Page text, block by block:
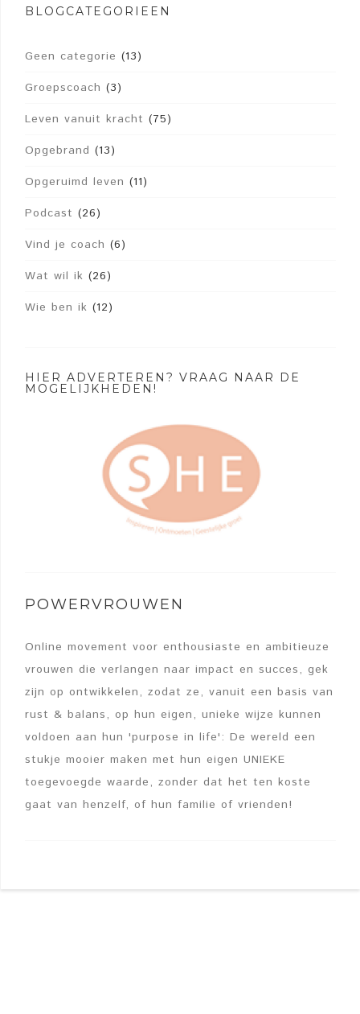
BLOGCATEGORIEËN
Geen categorie (13)
Groepscoach (3)
Leven vanuit kracht (75)
Opgebrand (13)
Opgeruimd leven (11)
Podcast (26)
Vind je coach (6)
Wat wil ik (26)
Wie ben ik (12)
HIER ADVERTEREN? VRAAG NAAR DE
MOGELIJKHEDEN!
POWERVROUWEN
Online movement voor enthousiaste en ambitieuze
vrouwen die verlangen naar impact en succes, gek
zijn op ontwikkelen, zodat ze, vanuit een basis van
rust & balans, op hun eigen, unieke wijze kunnen
voldoen aan hun 'purpose in life': De wereld een
stukje mooier maken met hun eigen UNIEKE
toegevoegde waarde, zonder dat het ten koste
gaat van henzelf, of hun familie of vrienden!